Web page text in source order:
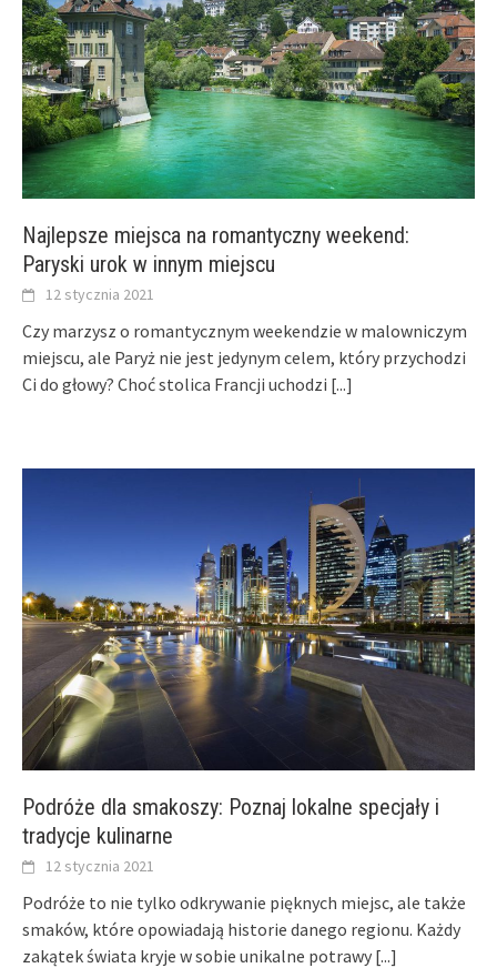
Najlepsze miejsca na romantyczny weekend:
Paryski urok w innym miejscu
12 stycznia 2021
Czy marzysz o romantycznym weekendzie w malowniczym
miejscu, ale Paryż nie jest jedynym celem, który przychodzi
Ci do głowy? Choć stolica Francji uchodzi [...]
Podróże dla smakoszy: Poznaj lokalne specjały i
tradycje kulinarne
12 stycznia 2021
Podróże to nie tylko odkrywanie pięknych miejsc, ale także
smaków, które opowiadają historie danego regionu. Każdy
zakątek świata kryje w sobie unikalne potrawy [...]